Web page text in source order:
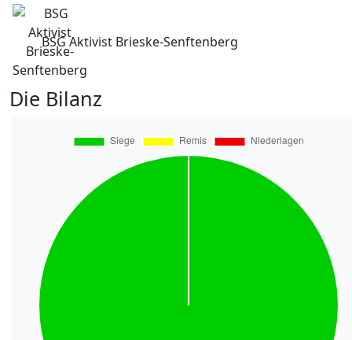
BSG Aktivist Brieske-Senftenberg
Die Bilanz